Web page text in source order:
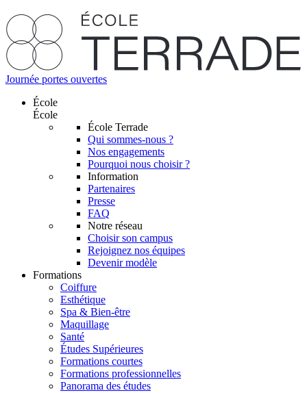
Journée portes ouvertes
École
École
École Terrade
Qui sommes-nous ?
Nos engagements
Pourquoi nous choisir ?
Information
Partenaires
Presse
FAQ
Notre réseau
Choisir son campus
Rejoignez nos équipes
Devenir modèle
Formations
Coiffure
Esthétique
Spa & Bien-être
Maquillage
Santé
Études Supérieures
Formations courtes
Formations professionnelles
Panorama des études